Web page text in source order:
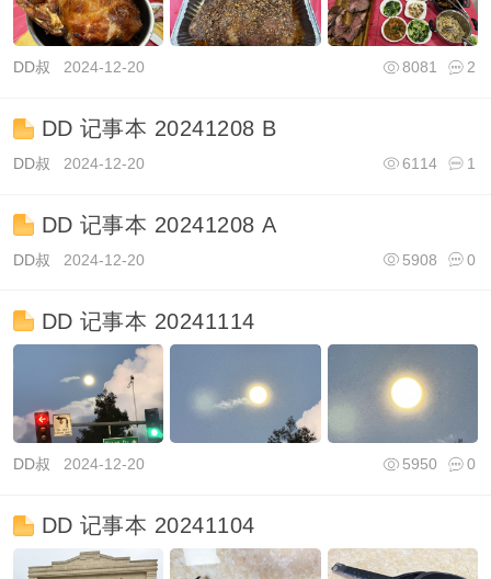
DD叔 2024-12-20 2
8081
DD 记事本 20241208 B
DD叔 2024-12-20 1
6114
DD 记事本 20241208 A
DD叔 2024-12-20 0
5908
DD 记事本 20241114
DD叔 2024-12-20 0
5950
DD 记事本 20241104